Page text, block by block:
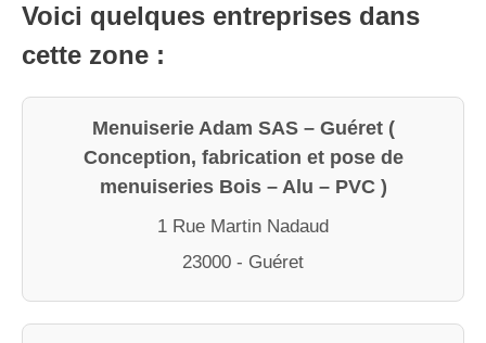
Voici quelques entreprises dans
cette zone :
Menuiserie Adam SAS – Guéret (
Conception, fabrication et pose de
menuiseries Bois – Alu – PVC )
1 Rue Martin Nadaud
23000 - Guéret